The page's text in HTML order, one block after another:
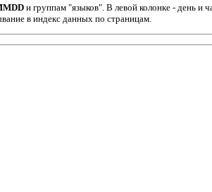
и группам "языков". В левой колонке - день и
в индекс данных по страницам.